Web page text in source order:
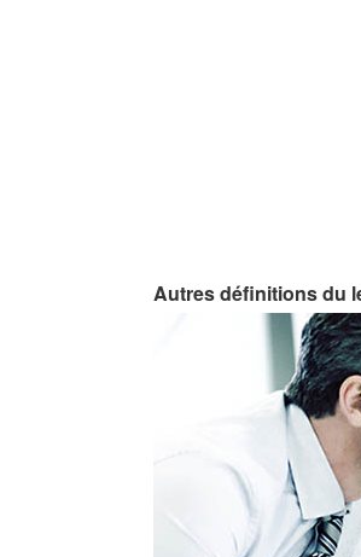
Autres définitions du